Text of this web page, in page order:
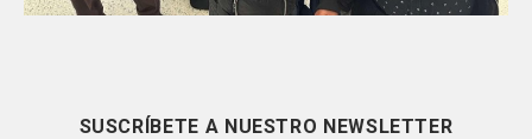
SUSCRÍBETE A NUESTRO NEWSLETTER